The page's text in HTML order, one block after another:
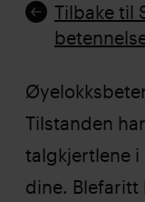
Tilbake til
Tilstanden
talgkjertlene i
dine. Blefaritt